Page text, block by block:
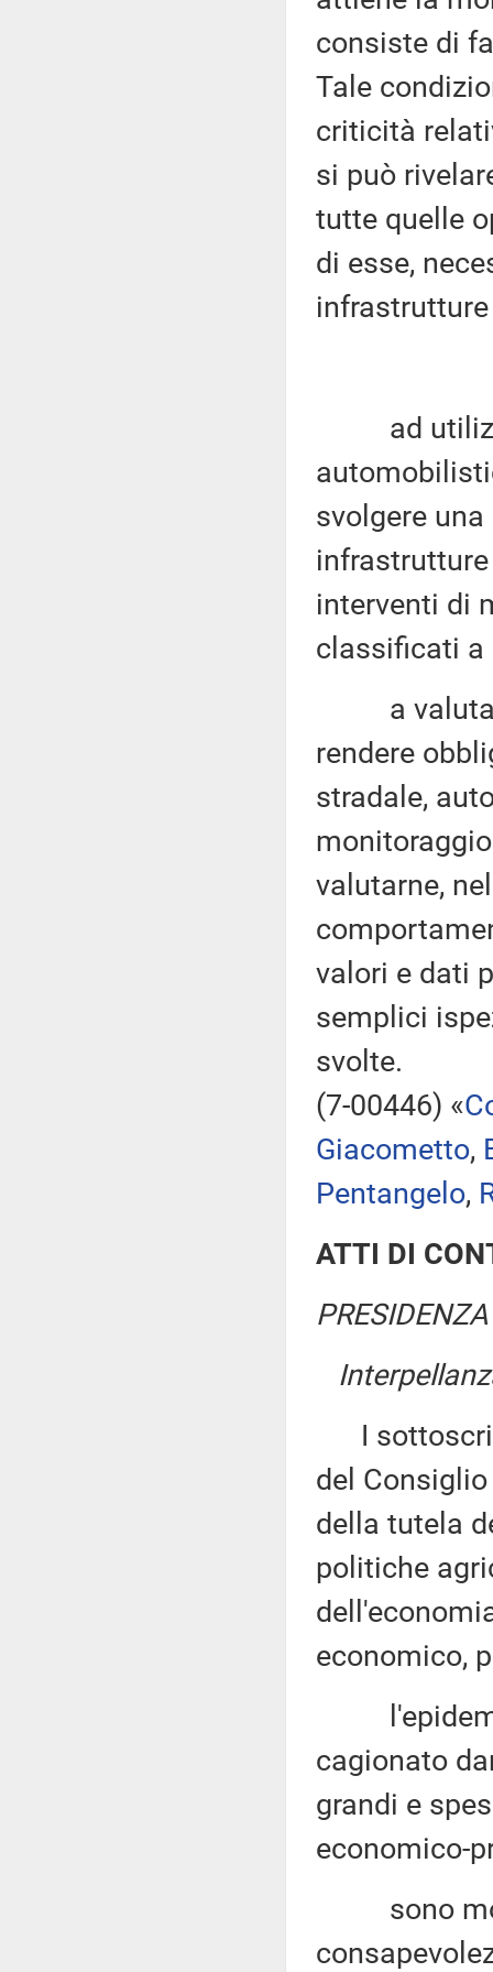
consiste di
Tale
criticità
si può
tutte quelle
di esse,
ad
svolgere
interventi di
classificati a
a valutare
rendere
stradale,
valutarne,
valori e dati
semplici
svolte.
(7-00446) «
Giacometto,
Pentangelo,
ATTI DI
I
del
della tutela
politiche
economico,
l'epidemia
cagionato
grandi e
economico-
sono